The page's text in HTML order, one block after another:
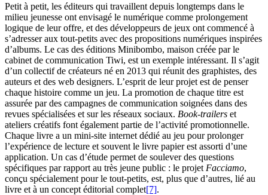
Petit à petit, les éditeurs qui travaillent depuis longtemps dans le
milieu jeunesse ont envisagé le numérique comme prolongement
logique de leur offre, et des développeurs de jeux ont commencé à
s’adresser aux tout-petits avec des propositions numériques inspirées
d’albums. Le cas des éditions Minibombo, maison créée par le
cabinet de communication Tiwi, est un exemple intéressant. Il s’agit
d’un collectif de créateurs né en 2013 qui réunit des graphistes, des
auteurs et des web designers. L’esprit de leur projet est de penser
chaque histoire comme un jeu. La promotion de chaque titre est
assurée par des campagnes de communication soignées dans des
revues spécialisées et sur les réseaux sociaux. Book-trailers et
ateliers créatifs font également partie de l’activité promotionnelle.
Chaque livre a un mini-site internet dédié au jeu pour prolonger
l’expérience de lecture et souvent le livre papier est assorti d’une
application. Un cas d’étude permet de soulever des questions
spécifiques par rapport au très jeune public : le projet Facciamo,
conçu spécialement pour le tout-petits, est, plus que d’autres, lié au
livre et à un concept éditorial complet[7].